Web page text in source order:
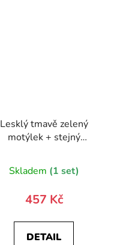
Lesklý tmavě zelený
motýlek + stejný
Skladem (1 set)
457 Kč
DETAIL